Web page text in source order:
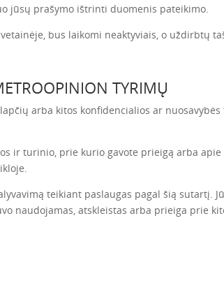
jūsų prašymo ištrinti duomenis pateikimo.
bus laikomi neaktyviais, o uždirbtų
TYRIMŲ
arba kitos konfidencialios ar nuosavybės
ir turinio, prie kurio gavote prieigą arba
teikiant paslaugas pagal šią sutartį.
naudojamas, atskleistas arba prieiga prie